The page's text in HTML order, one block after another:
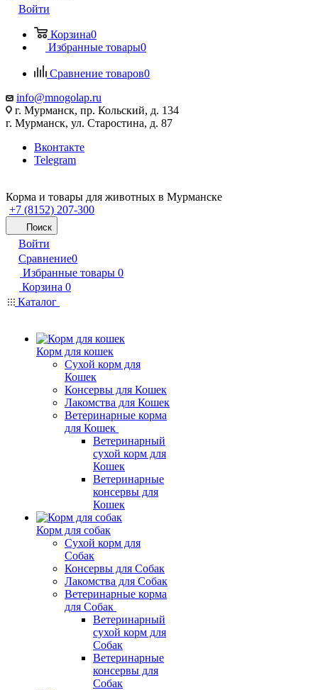
Войти
Корзина0
Избранные товары0
Сравнение товаров0
info@mnogolap.ru
г. Мурманск, пр. Кольский, д. 134
г. Мурманск, ул. Старостина, д. 87
Вконтакте
Telegram
Корма и товары для животных в Мурманске
+7 (8152) 207-300
Поиск
Войти
Сравнение0
Избранные товары 0
Корзина 0
Каталог
Корм для кошек
Сухой корм для
Кошек
Консервы для Кошек
Лакомства для Кошек
Ветеринарные корма
для Кошек
Ветеринарный
сухой корм для
Кошек
Ветеринарные
консервы для
Кошек
Корм для собак
Сухой корм для
Собак
Консервы для Собак
Лакомства для Собак
Ветеринарные корма
для Собак
Ветеринарный
сухой корм для
Собак
Ветеринарные
консервы для
Собак